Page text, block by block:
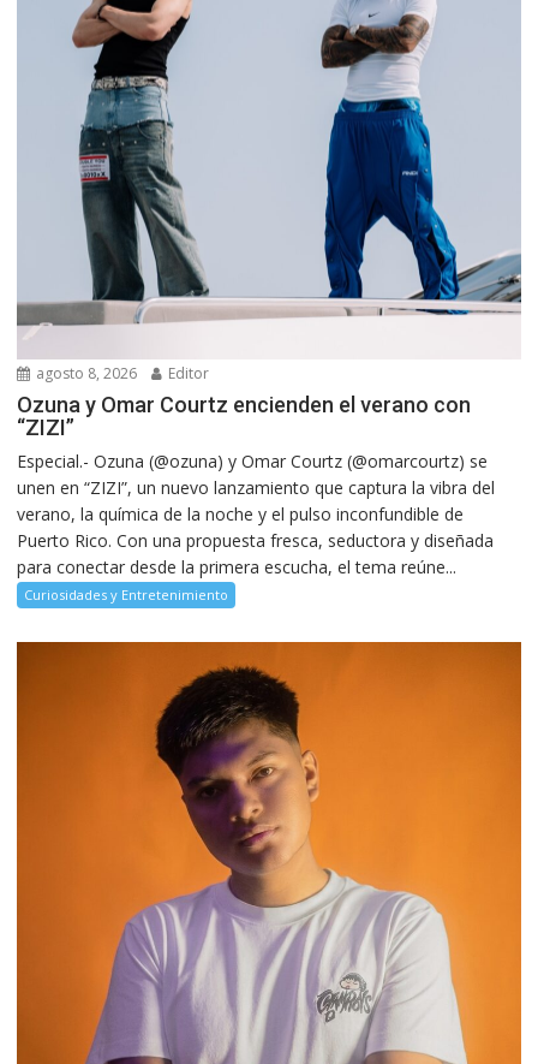
agosto 8, 2026 Editor
Ozuna y Omar Courtz encienden el verano con
“ZIZI”
Especial.- Ozuna (@ozuna) y Omar Courtz (@omarcourtz) se
unen en “ZIZI”, un nuevo lanzamiento que captura la vibra del
verano, la química de la noche y el pulso inconfundible de
Puerto Rico. Con una propuesta fresca, seductora y diseñada
para conectar desde la primera escucha, el tema reúne...
Curiosidades y Entretenimiento